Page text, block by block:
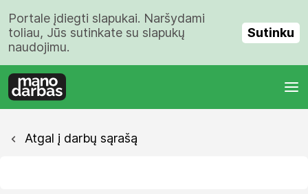
Portale įdiegti slapukai. Naršydami
toliau, Jūs sutinkate su slapukų
naudojimu.
Sutinku
Atgal į darbų sąrašą